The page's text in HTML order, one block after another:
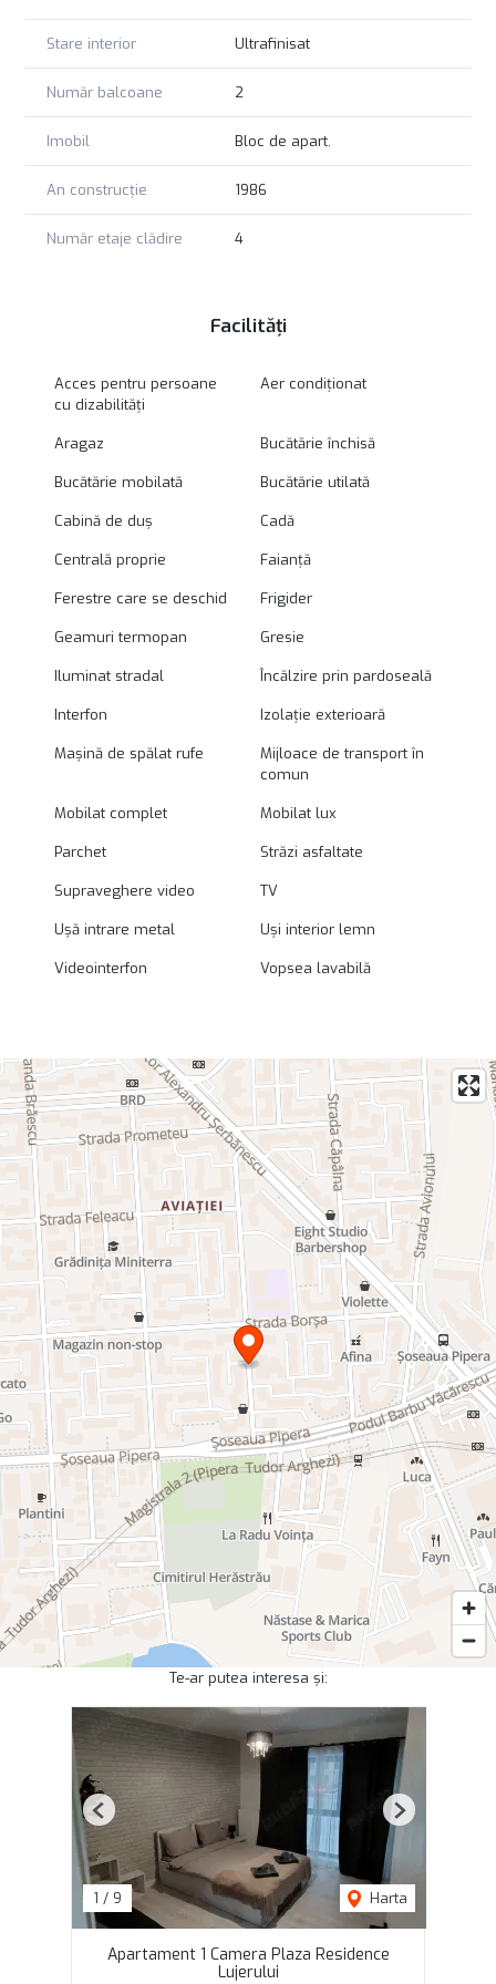
Stare interior Ultrafinisat
Număr balcoane 2
Imobil Bloc de apart.
An construcție 1986
Număr etaje clădire 4
Facilități
Acces pentru persoane
cu dizabilități
Aer condiționat
Aragaz Bucătărie închisă
Bucătărie mobilată Bucătărie utilată
Cabină de duș Cadă
Centrală proprie Faianță
Ferestre care se deschid Frigider
Geamuri termopan Gresie
Iluminat stradal Încălzire prin pardoseală
Interfon Izolație exterioară
Mașină de spălat rufe
Mijloace de transport în
comun
Mobilat complet Mobilat lux
Parchet Străzi asfaltate
Supraveghere video TV
Ușă intrare metal Uși interior lemn
Videointerfon Vopsea lavabilă
Te-ar putea interesa și:
1 / 9 Harta
Previous Next
Apartament 1 Camera Plaza Residence
Lujerului